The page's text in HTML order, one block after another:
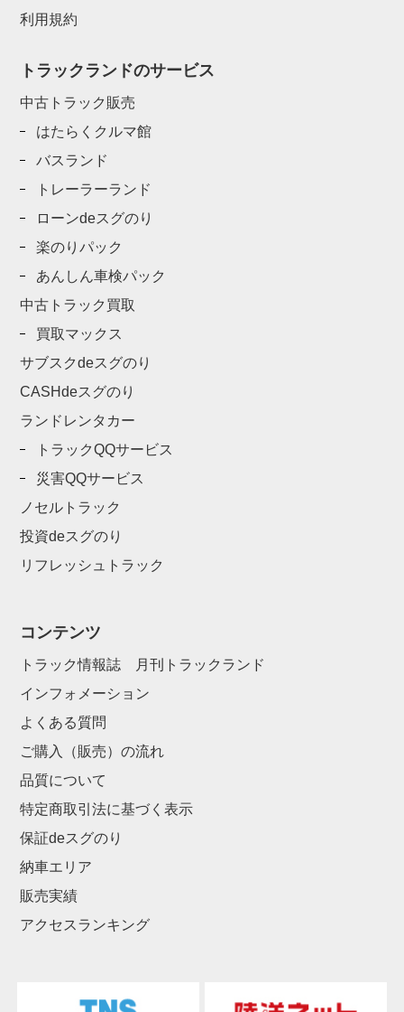
利用規約
トラックランドのサービス
中古トラック販売
はたらくクルマ館
バスランド
トレーラーランド
ローンdeスグのり
楽のりパック
あんしん車検パック
中古トラック買取
買取マックス
サブスクdeスグのり
CASHdeスグのり
ランドレンタカー
トラックQQサービス
災害QQサービス
ノセルトラック
投資deスグのり
リフレッシュトラック
コンテンツ
トラック情報誌 月刊トラックランド
インフォメーション
よくある質問
ご購入（販売）の流れ
品質について
特定商取引法に基づく表示
保証deスグのり
納車エリア
販売実績
アクセスランキング